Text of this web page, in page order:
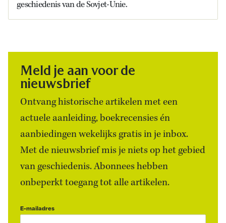
geschiedenis van de Sovjet-Unie.
Meld je aan voor de
nieuwsbrief
Ontvang historische artikelen met een
actuele aanleiding, boekrecensies én
aanbiedingen wekelijks gratis in je inbox.
Met de nieuwsbrief mis je niets op het gebied
van geschiedenis. Abonnees hebben
onbeperkt toegang tot alle artikelen.
E-mailadres